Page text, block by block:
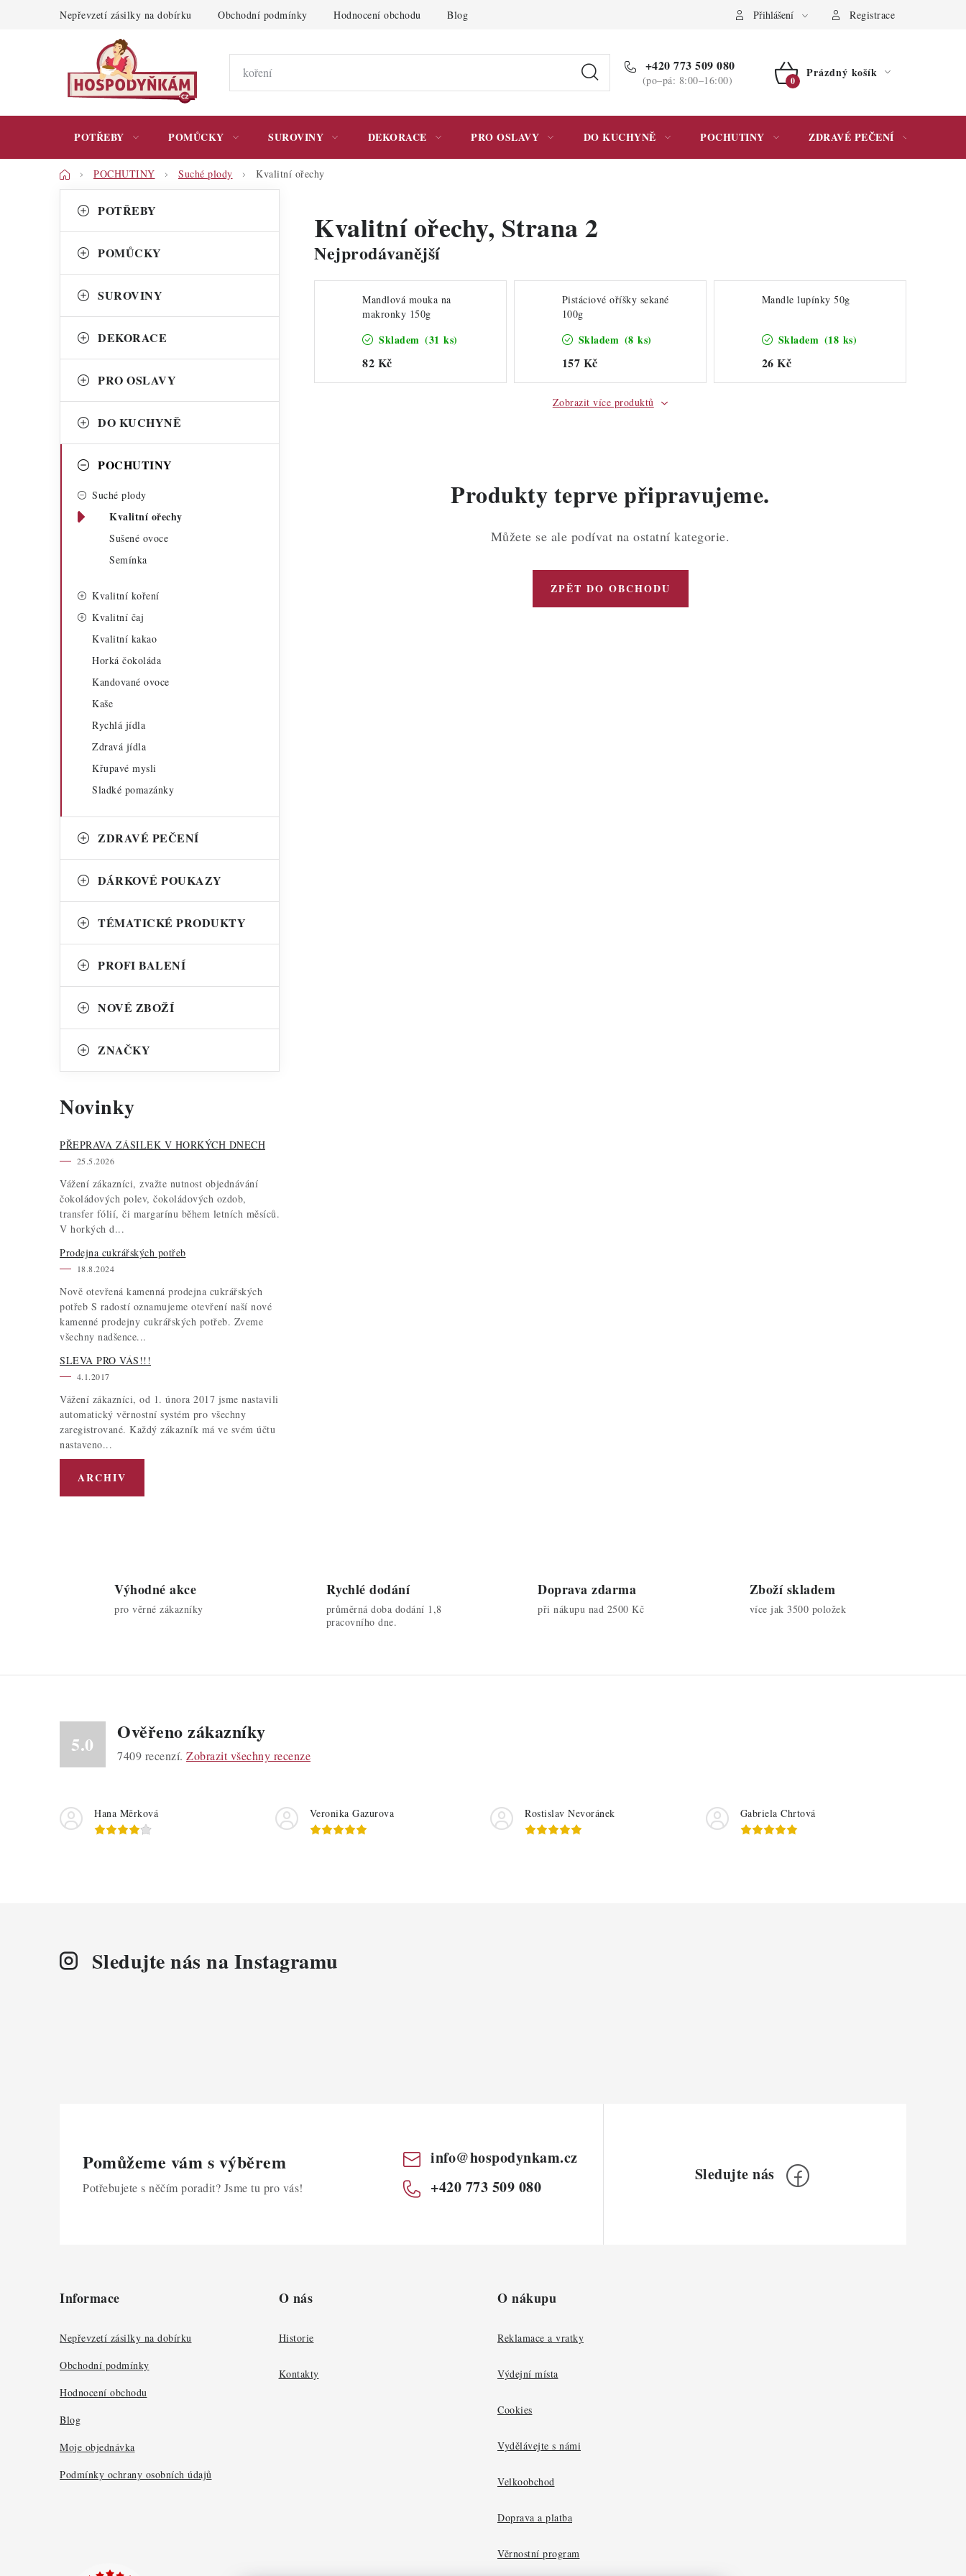
Nepřevzetí zásilky na dobírku Obchodní podmínky Hodnocení obchodu Blog Podmínky ochrany osobních údajů Přihlášení Registrace
+420 773 509 080
(po–pá: 8:00–16:00)
NÁKUPNÍ
Prázdný košík
POTŘEBY POMŮCKY SUROVINY DEKORACE PRO OSLAVY DO KUCHYNĚ POCHUTINY ZDRAVÉ PEČENÍ
DomůPOCHUTINY Suché plody Kvalitní ořechy
o
t
r
n
n
p
kategorie
a
e
o
i
POTŘEBY
POMŮCKY
SUROVINY
DEKORACE
PRO OSLAVY
DO KUCHYNĚ
POCHUTINY
Suché plody
Kvalitní ořechy
Sušené ovoce
Semínka
Kvalitní koření
Kvalitní čaj
Kvalitní kakao
Horká čokoláda
Kandované ovoce
Kaše
Rychlá jídla
Zdravá jídla
Křupavé mysli
Sladké pomazánky
ZDRAVÉ PEČENÍ
DÁRKOVÉ POUKAZY
TÉMATICKÉ PRODUKTY
PROFI BALENÍ
NOVÉ ZBOŽÍ
ZNAČKY
Novinky
PŘEPRAVA ZÁSILEK V HORKÝCH DNECH
25.5.2026
Vážení zákazníci, zvažte nutnost objednávání
čokoládových polev, čokoládových ozdob,
transfer fólií, či margarínu během letních měsíců.
V horkých d...
Prodejna cukrářských potřeb
18.8.2024
Nově otevřená kamenná prodejna cukrářských
potřeb S radostí oznamujeme otevření naší nové
kamenné prodejny cukrářských potřeb. Zveme
všechny nadšence...
SLEVA PRO VÁS!!!
4.1.2017
Vážení zákazníci, od 1. února 2017 jsme nastavili
automatický věrnostní systém pro všechny
zaregistrované. Každý zákazník má ve svém účtu
nastaveno...
ARCHIV
Kvalitní ořechy, Strana 2
Nejprodávanější
Mandlová mouka na
makronky 150g
Skladem (31 ks)
82 Kč
Pistáciové oříšky sekané
100g
Skladem (8 ks)
157 Kč
Mandle lupínky 50g
Skladem (18 ks)
26 Kč
Zobrazit více produktů
Produkty teprve připravujeme.
Můžete se ale podívat na ostatní kategorie.
ZPĚT DO OBCHODU
Výhodné akce
pro věrné zákazníky
Rychlé dodání
průměrná doba dodání 1,8
pracovního dne.
Doprava zdarma
při nákupu nad 2500 Kč
Zboží skladem
více jak 3500 položek
5.0
Ověřeno zákazníky
7409 recenzí. Zobrazit všechny recenze
Hana Měrková Veronika Gazurova Rostislav Nevoránek Gabriela Chrtová
Sledujte nás na Instagramu
Pomůžeme vám s výběrem
Potřebujete s něčím poradit? Jsme tu pro vás!
info@hospodynkam.cz
+420 773 509 080
Informace
Nepřevzetí zásilky na dobírku
Obchodní podmínky
Hodnocení obchodu
Blog
Moje objednávka
Podmínky ochrany osobních údajů
O nás
Historie
Kontakty
O nákupu
Reklamace a vratky
Výdejní místa
Cookies
Vydělávejte s námi
Velkoobchod
Doprava a platba
Věrnostní program